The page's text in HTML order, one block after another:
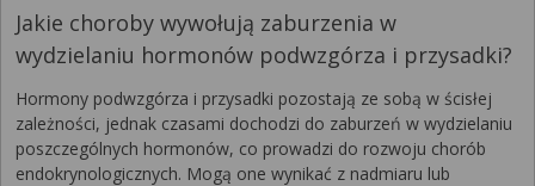
Jakie choroby wywołują zaburzenia w
wydzielaniu hormonów podwzgórza i przysadki?
Hormony podwzgórza i przysadki pozostają ze sobą w ścisłej
zależności, jednak czasami dochodzi do zaburzeń w wydzielaniu
poszczególnych hormonów, co prowadzi do rozwoju chorób
endokrynologicznych. Mogą one wynikać z nadmiaru lub